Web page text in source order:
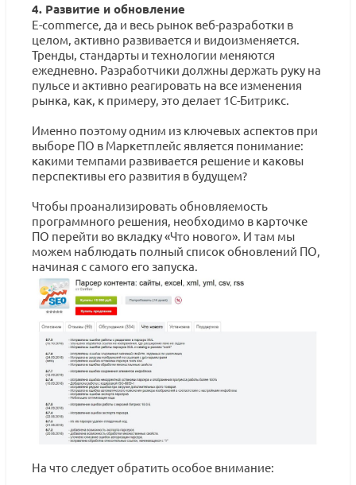
4. Развитие и обновление
E-commerce, да и весь рынок веб-разработки в
целом, активно развивается и видоизменяется.
Тренды, стандарты и технологии меняются
ежедневно. Разработчики должны держать руку на
пульсе и активно реагировать на все изменения
рынка, как, к примеру, это делает 1С-Битрикс.
Именно поэтому одним из ключевых аспектов при
выборе ПО в Маркетплейс является понимание:
какими темпами развивается решение и каковы
перспективы его развития в будущем?
Чтобы проанализировать обновляемость
программного решения, необходимо в карточке
ПО перейти во вкладку «Что нового». И там мы
можем наблюдать полный список обновлений ПО,
начиная с самого его запуска.
На что следует обратить особое внимание: